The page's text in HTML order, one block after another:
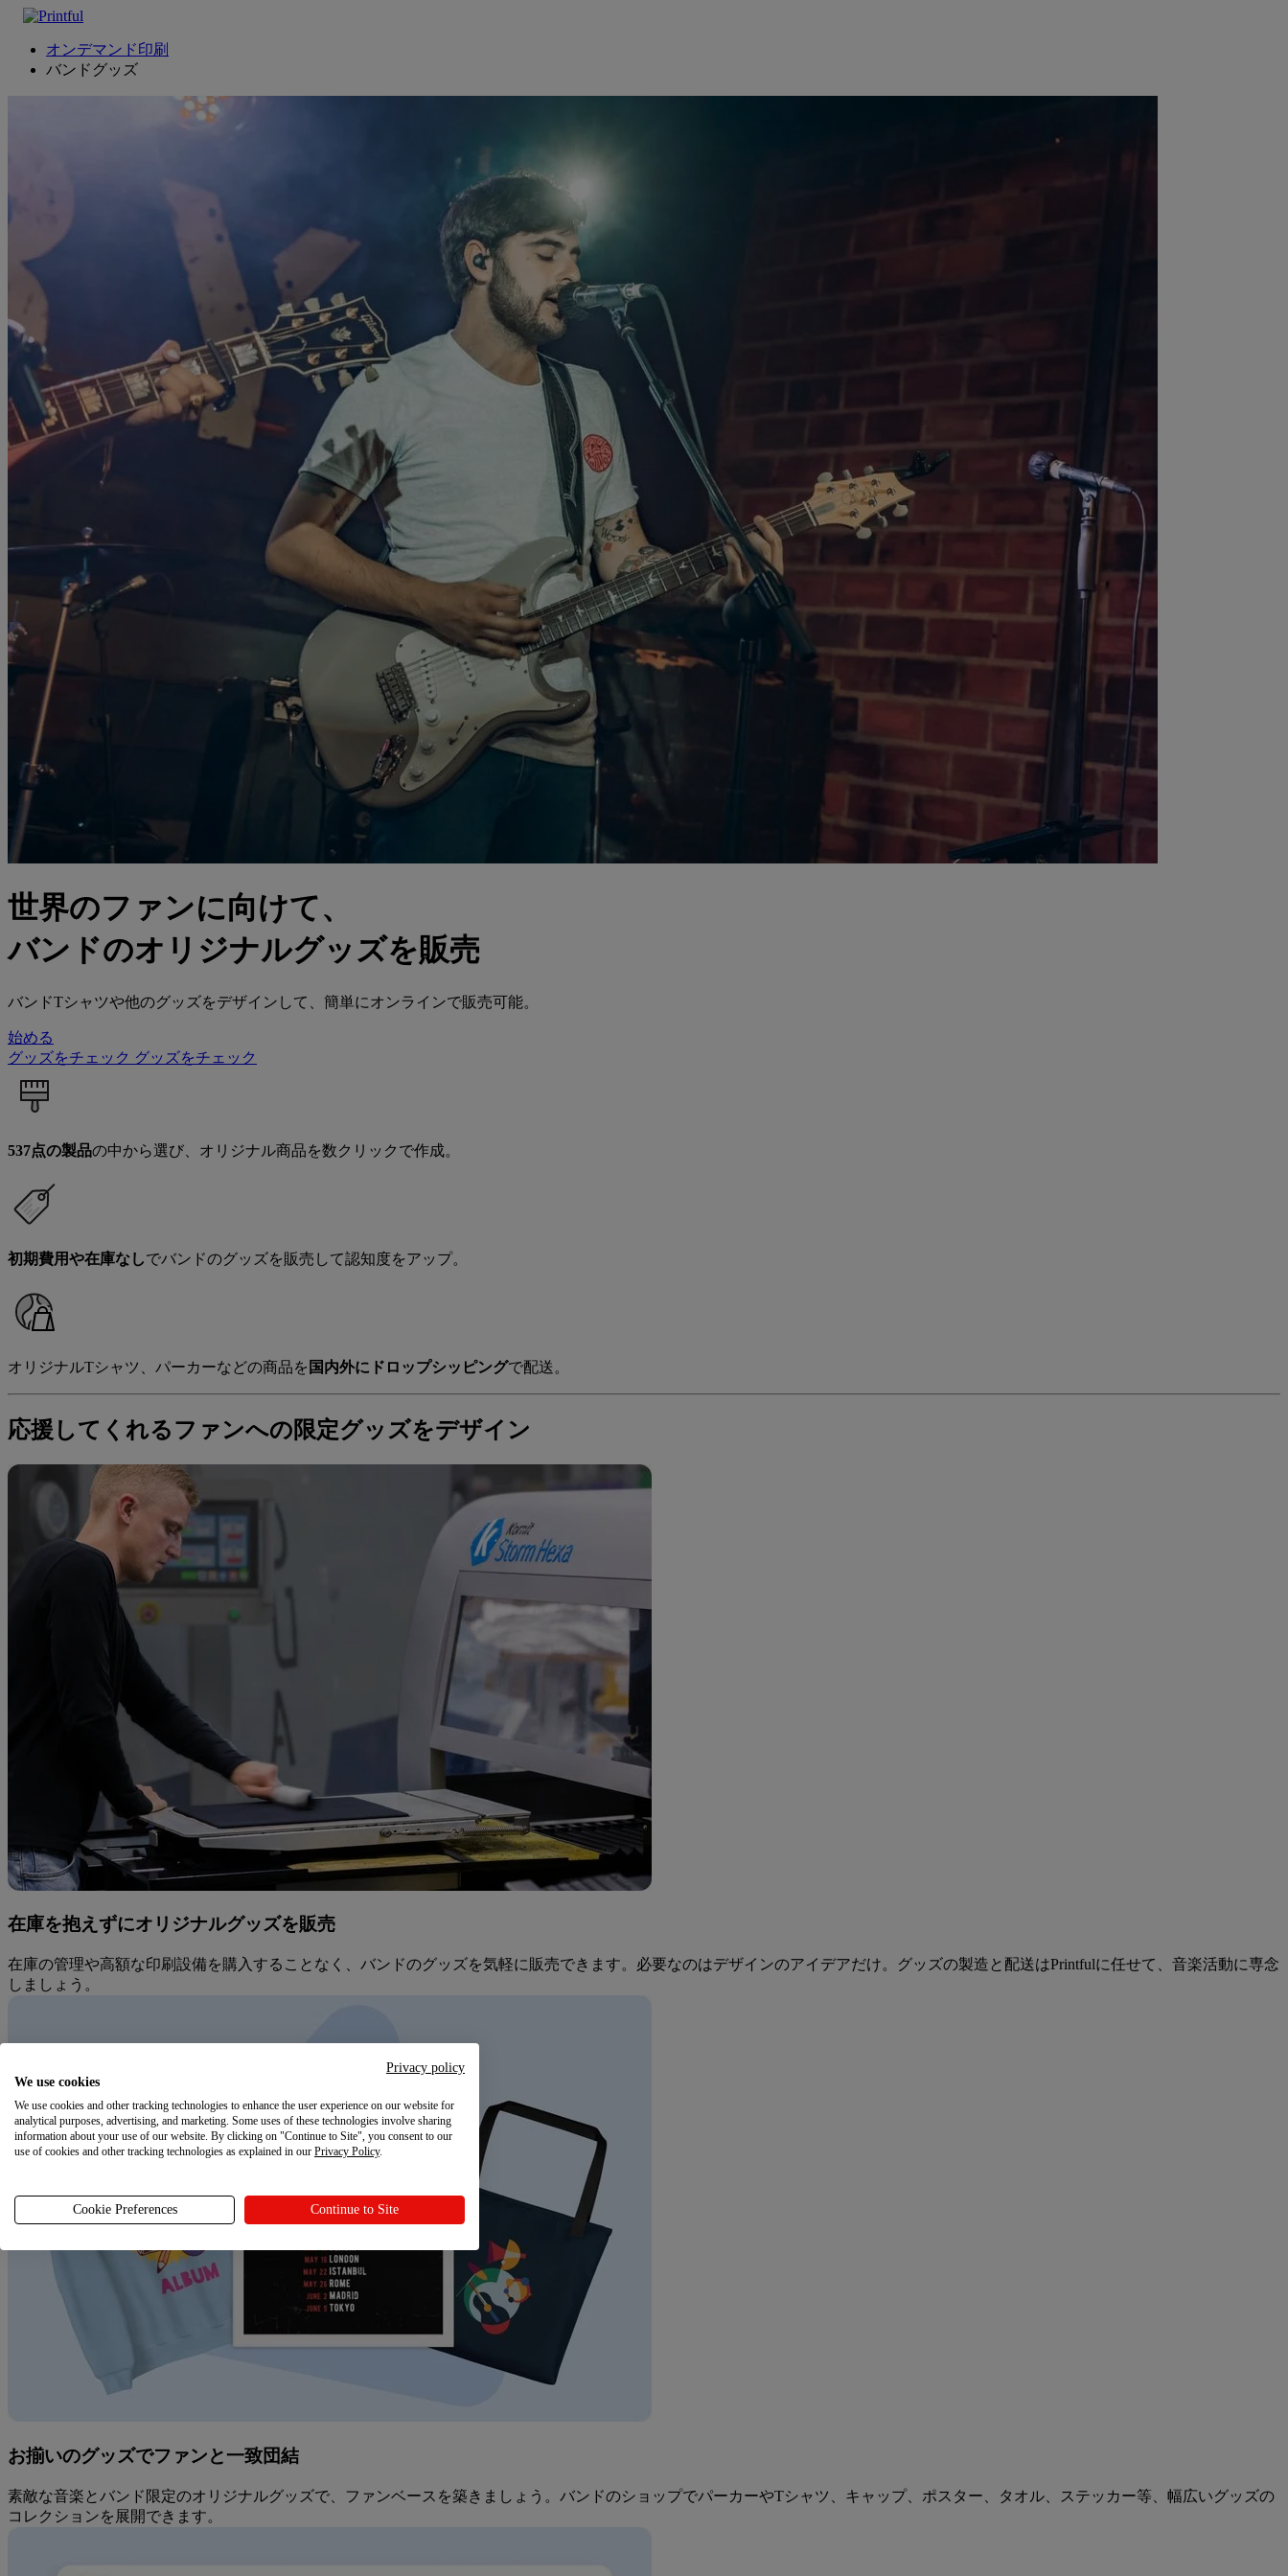
オンデマンド印刷
バンドグッズ
世界のファンに向けて、
バンドのオリジナルグッズを販売
バンドTシャツや他のグッズをデザインして、簡単にオンラインで販売可能。
始める
グッズをチェック グッズをチェック
537点の製品の中から選び、オリジナル商品を数クリックで作成。
初期費用や在庫なしでバンドのグッズを販売して認知度をアップ。
オリジナルTシャツ、パーカーなどの商品を 国内外にドロップシッピングで配送。
応援してくれるファンへの限定グッズをデザイン
在庫を抱えずにオリジナルグッズを販売
在庫の管理や高額な印刷設備を購入することなく、バンドのグッズを気軽に販売できます。必要なのはデザインのアイデアだけ。グッズの製造と配送はPrintfulに任せて、音楽活動に専念
しましょう。
お揃いのグッズでファンと一致団結
素敵な音楽とバンド限定のオリジナルグッズで、ファンベースを築きましょう。バンドのショップでパーカーやTシャツ、キャップ、ポスター、タオル、ステッカー等、幅広いグッズの
コレクションを展開できます。
Privacy policy
We use cookies
We use cookies and other tracking technologies to enhance the user experience on our website for
analytical purposes, advertising, and marketing. Some uses of these technologies involve sharing
information about your use of our website. By clicking on "Continue to Site", you consent to our
use of cookies and other tracking technologies as explained in our Privacy Policy.
Cookie Preferences Continue to Site